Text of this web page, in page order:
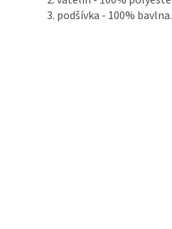
podšívka - 100% bavlna.